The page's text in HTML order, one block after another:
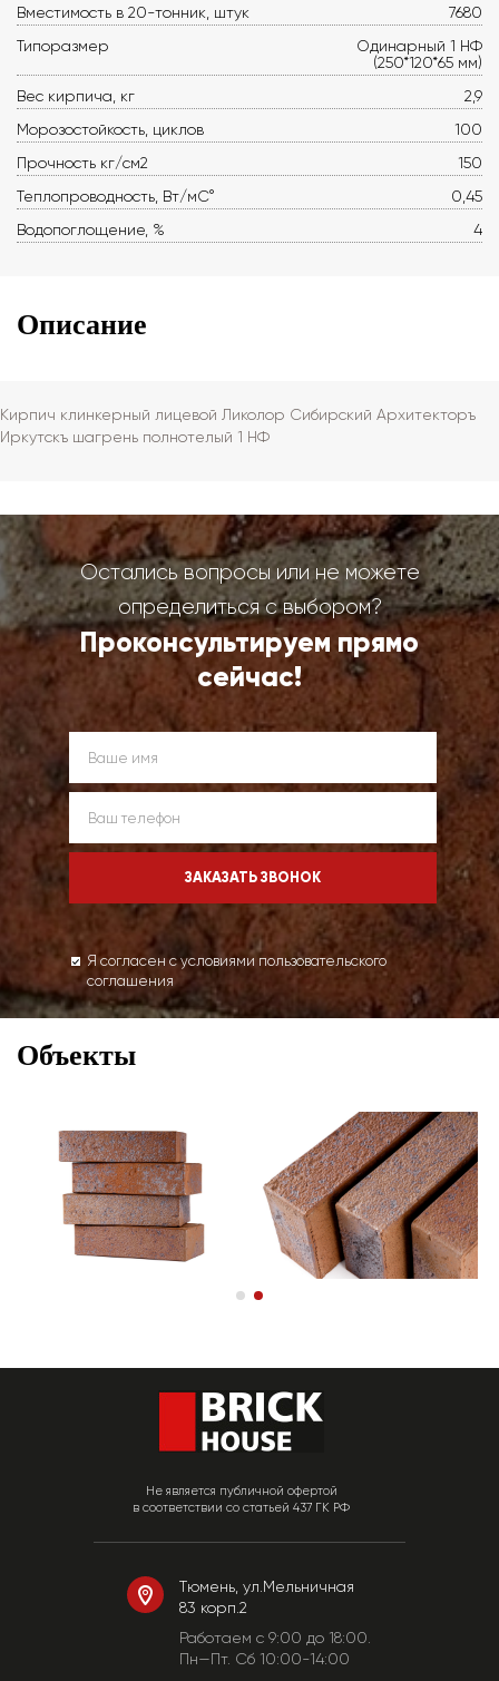
Вместимость в 20-тонник, штук
7680
Типоразмер
Одинарный 1 НФ
(250*120*65 мм)
Вес кирпича, кг
2,9
Морозостойкость, циклов
100
Прочность кг/см2
150
Теплопроводность, Вт/мС°
0,45
Водопоглощение, %
4
Описание
Кирпич клинкерный лицевой Ликолор Сибирский Архитекторъ
Иркутскъ шагрень полнотелый 1 НФ
Остались вопросы или не можете
определиться с выбором?
Проконсультируем прямо
сейчас!
Я согласен с условиями пользовательского
соглашения
Объекты
Не является публичной офертой
в соответствии со статьей 437 ГК РФ
Тюмень, ул.Мельничная
83 корп.2
Работаем c 9:00 до 18:00.
Пн—Пт. Сб 10:00-14:00